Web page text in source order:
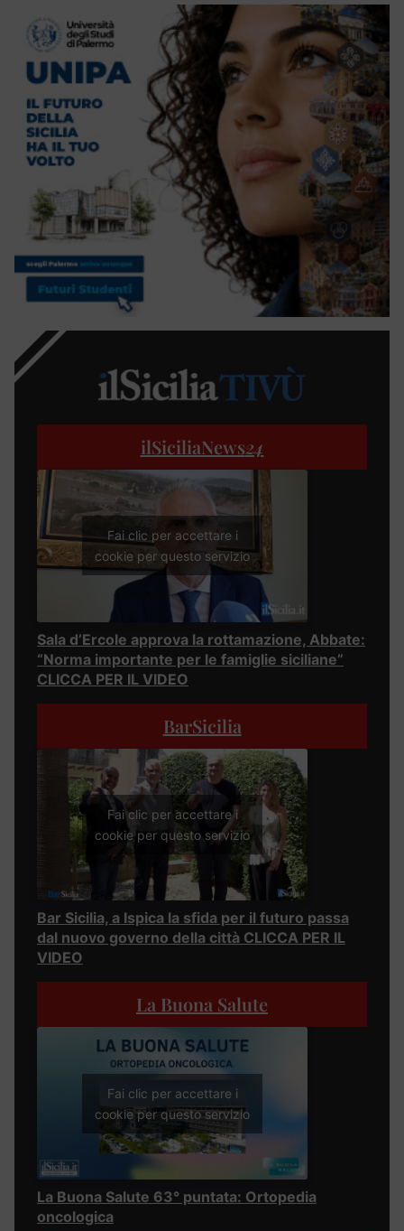
ilSiciliaNews24
Fai clic per accettare i
cookie per questo servizio
Sala d’Ercole approva la rottamazione, Abbate:
“Norma importante per le famiglie siciliane”
CLICCA PER IL VIDEO
BarSicilia
Fai clic per accettare i
cookie per questo servizio
Bar Sicilia, a Ispica la sfida per il futuro passa
dal nuovo governo della città CLICCA PER IL
VIDEO
La Buona Salute
Fai clic per accettare i
cookie per questo servizio
La Buona Salute 63° puntata: Ortopedia
oncologica